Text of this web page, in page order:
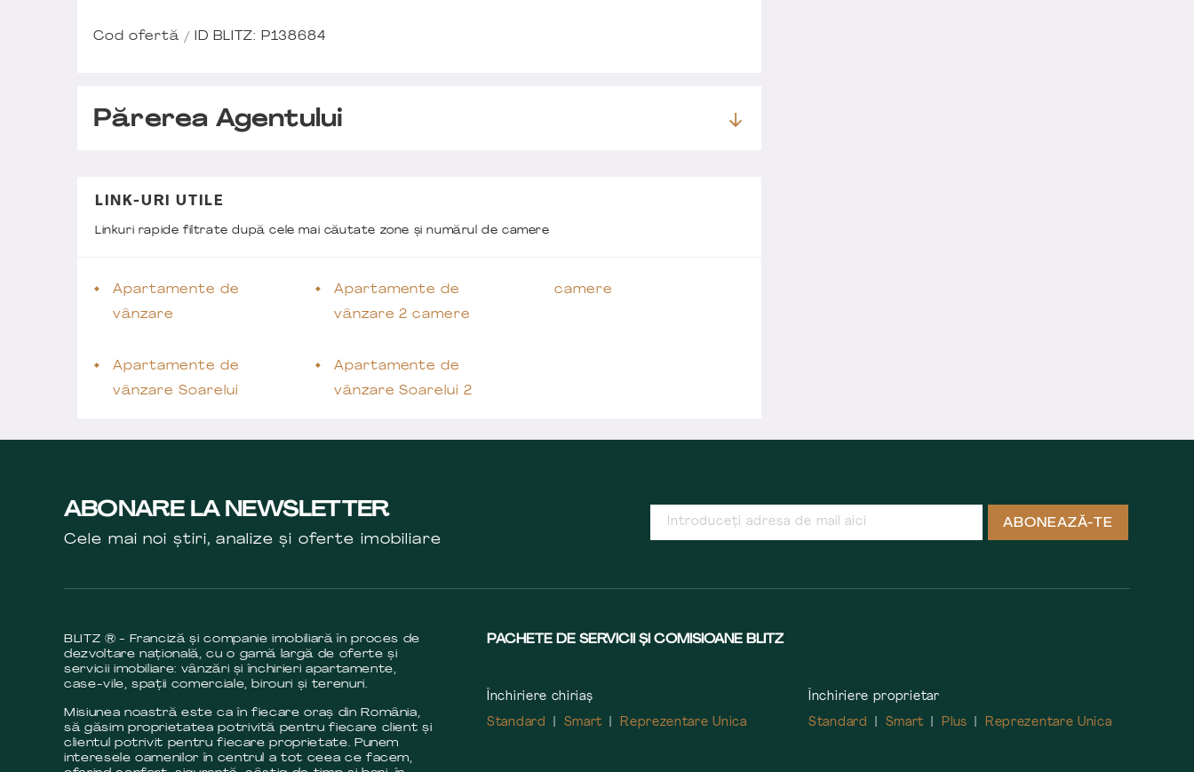
Cod ofertă / ID BLITZ: P138684
Părerea Agentului
LINK-URI UTILE
Linkuri rapide filtrate după cele mai căutate zone și numărul de camere
Apartamente de
vânzare
Apartamente de
vânzare Soarelui
Apartamente de
vânzare 2 camere
Apartamente de
vânzare Soarelui 2
camere
ABONARE LA NEWSLETTER
Cele mai noi știri, analize și oferte imobiliare
ABONEAZĂ-TE
BLITZ ® - Franciză și companie imobiliară în proces de
dezvoltare națională, cu o gamă largă de oferte și
servicii imobiliare: vânzări și închirieri apartamente,
case-vile, spații comerciale, birouri și terenuri.
Misiunea noastră este ca în fiecare oraș din România,
să găsim proprietatea potrivită pentru fiecare client și
clientul potrivit pentru fiecare proprietate. Punem
interesele oamenilor în centrul a tot ceea ce facem,
PACHETE DE SERVICII ȘI COMISIOANE BLITZ
Închiriere chiriaș
Standard
Smart Reprezentare Unica
Închiriere proprietar
Standard
Smart Plus Reprezentare Unica